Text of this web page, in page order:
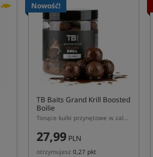
Nowość!
TB Baits Grand Krill Boosted
Boilie
Tonące kulki przynętowe w zalewie Grand Krill
27,99 PLN
otrzymujesz 0,27 pkt